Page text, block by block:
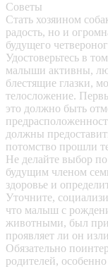
Советы
Стать хозяином
радость, но и
будущего
Удостоверьтесь в
малыши активны,
блестящие глазки,
телосложение.
это должно быть
должны
потомство прошли
Не делайте выбор
будущим членом
здоровье и
Уточните,
что малыш с
животными, был
проявляет ли он
Обязательно
родителей,